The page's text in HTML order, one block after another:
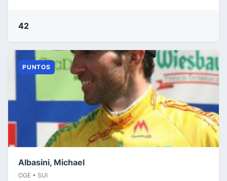
42
PUNTOS
Albasini, Michael
OGE • SUI